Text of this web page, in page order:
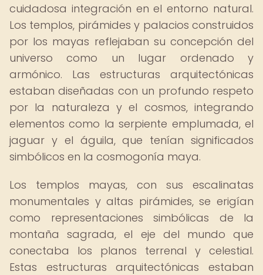
cuidadosa integración en el entorno natural.
Los templos, pirámides y palacios construidos
por los mayas reflejaban su concepción del
universo como un lugar ordenado y
armónico. Las estructuras arquitectónicas
estaban diseñadas con un profundo respeto
por la naturaleza y el cosmos, integrando
elementos como la serpiente emplumada, el
jaguar y el águila, que tenían significados
simbólicos en la cosmogonía maya.
Los templos mayas, con sus escalinatas
monumentales y altas pirámides, se erigían
como representaciones simbólicas de la
montaña sagrada, el eje del mundo que
conectaba los planos terrenal y celestial.
Estas estructuras arquitectónicas estaban